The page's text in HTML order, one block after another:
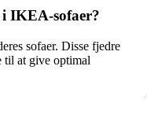
IKEA-sofaer?
sofaer. Disse fjedre
til at give optimal